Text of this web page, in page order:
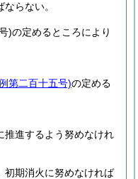
らない。
)の定めるところにより
第二百十五号)の定める
推進するよう努めなけれ
初期消火に努めなければ